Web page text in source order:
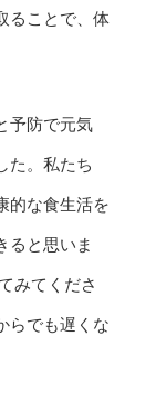
ることで、体
予防で元気
た。私たち
的な食生活を
ると思いま
みてくださ
らでも遅くな